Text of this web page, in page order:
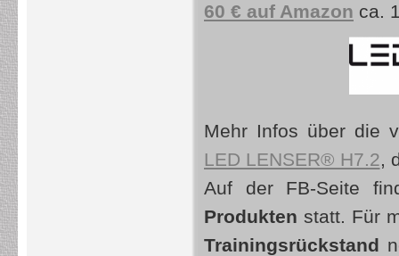
60 € auf Amazon ca.
Mehr Infos über die
LED LENSER® H7.2,
Auf der FB-Seite
Produkten statt. Für
Trainingsrückstand